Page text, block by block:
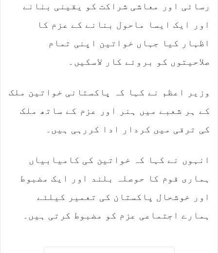
رسائی اور معاشی شراکت کو یقینی بنانے
اور ایک ایسا ماحول بنانے کے عزم کا
اظہار کیا جہاں خواتین اپنی تمام
صلاحیتوں کو بروئے کار لاسکیں۔
وزیر اعظم نے کہا کہ پاکستانی خواتین ملک
کے ہر شعبے میں ہنر اور عزم کے ساتھ ملک
کی ترقی میں کردار ادا کررہی ہیں۔
انہوں نے کہا کہ خواتین کی کامیابیاں
ہماری قوم کا حوصلہ بلند اور ایک مضبوط
اور خوشحال پاکستان کی تعمیر کیلئے
ہمارے اجتماعی عزم کو مضبوط کرتی ہیں۔